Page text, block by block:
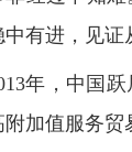
有进，见证
年，中国
加值服务贸